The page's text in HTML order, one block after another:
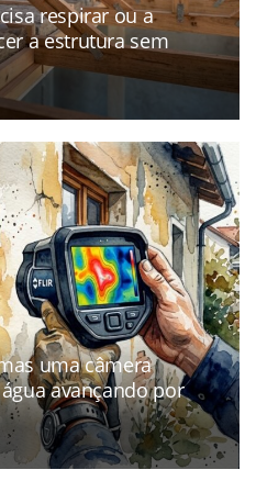
respirar ou a
a estrutura sem
uma câmera
avançando por